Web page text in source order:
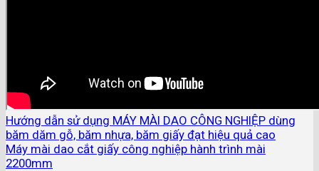
Hướng dẫn sử dụng MÁY MÀI DAO CÔNG NGHIỆP dùng
băm dăm gỗ, băm nhựa, băm giấy đạt hiệu quả cao
Máy mài dao cắt giấy công nghiệp hành trình mài
2200mm